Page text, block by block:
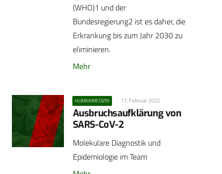
(WHO)1 und der
Bundesregierung2 ist es daher, die
Erkrankung bis zum Jahr 2030 zu
eliminieren.
Mehr
HUMANMEDIZIN 11. Februar 2022
Ausbruchsaufklärung von
SARS-CoV-2
Molekulare Diagnostik und
Epidemiologie im Team